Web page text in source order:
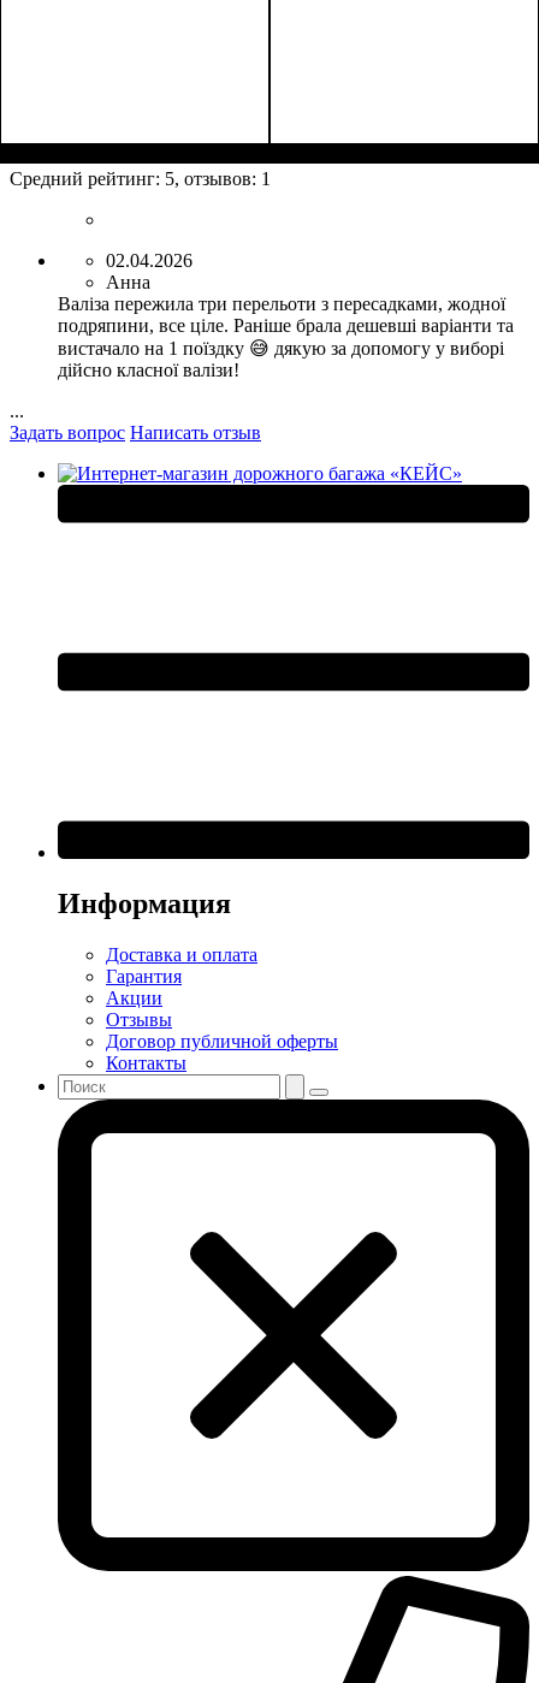
76х51х31+5
Средний рейтинг: 5, отзывов: 1
02.04.2026
Анна
Валіза пережила три перельоти з пересадками, жодної
подряпини, все ціле. Раніше брала дешевші варіанти та
вистачало на 1 поїздку 😅 дякую за допомогу у виборі
дійсно класної валізи!
...
Задать вопрос Написать отзыв
Информация
Доставка и оплата
Гарантия
Акции
Отзывы
Договор публичной оферты
Контакты